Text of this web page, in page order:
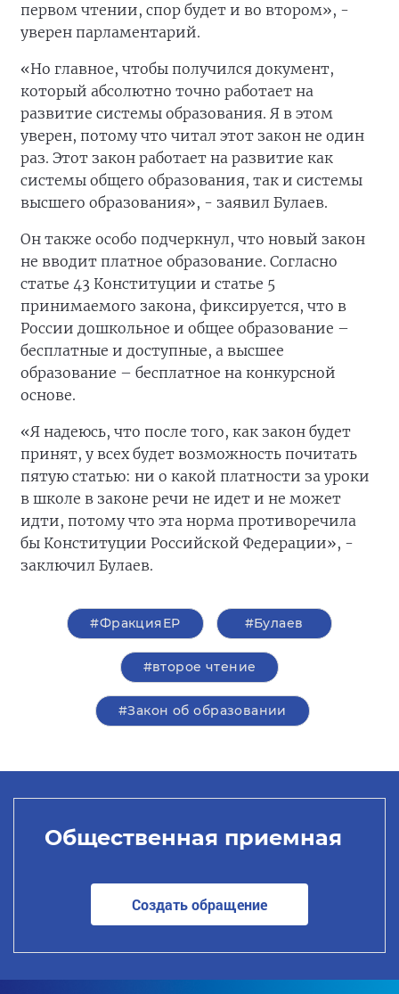
первом чтении, спор будет и во втором», -
уверен парламентарий.
«Но главное, чтобы получился документ,
который абсолютно точно работает на
развитие системы образования. Я в этом
уверен, потому что читал этот закон не один
раз. Этот закон работает на развитие как
системы общего образования, так и системы
высшего образования», - заявил Булаев.
Он также особо подчеркнул, что новый закон
не вводит платное образование. Согласно
статье 43 Конституции и статье 5
принимаемого закона, фиксируется, что в
России дошкольное и общее образование –
бесплатные и доступные, а высшее
образование – бесплатное на конкурсной
основе.
«Я надеюсь, что после того, как закон будет
принят, у всех будет возможность почитать
пятую статью: ни о какой платности за уроки
в школе в законе речи не идет и не может
идти, потому что эта норма противоречила
бы Конституции Российской Федерации», -
заключил Булаев.
#ФракцияЕР #Булаев
#второе чтение
#Закон об образовании
Общественная приемная
Создать обращение